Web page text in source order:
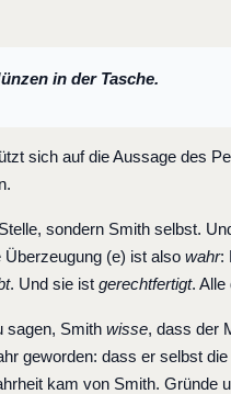
in der Tasche.
sich auf die Aussage des
sondern Smith selbst.
(e) ist also wahr:
. Und sie ist gerechtfertigt. Alle
sagen, Smith wisse, dass der
geworden: dass er selbst
kam von Smith. Gründe